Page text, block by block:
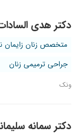
دکتر هدی
متخصص زنان زایمان
جراحی ترمیمی زنان
ونک
دکتر سمانه